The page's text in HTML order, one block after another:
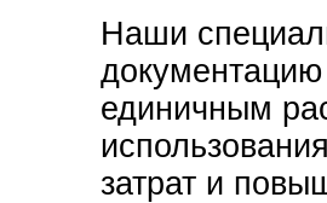
Наши
единичным
затрат и